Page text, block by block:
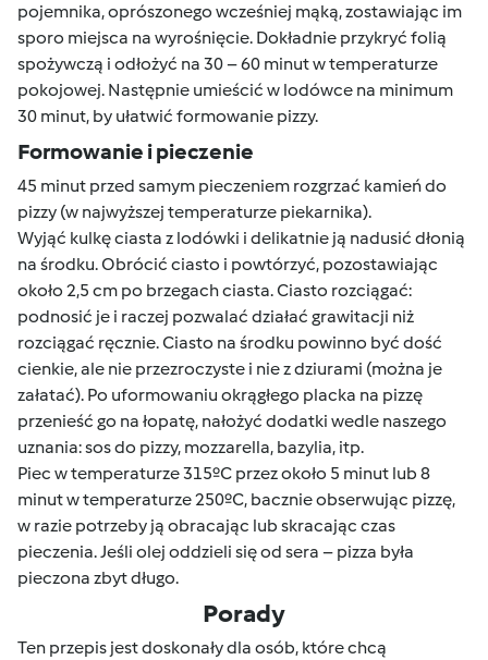
pojemnika, oprószonego wcześniej mąką, zostawiając im
sporo miejsca na wyrośnięcie. Dokładnie przykryć folią
spożywczą i odłożyć na 30 – 60 minut w temperaturze
pokojowej. Następnie umieścić w lodówce na minimum
30 minut, by ułatwić formowanie pizzy.
Formowanie i pieczenie
45 minut przed samym pieczeniem rozgrzać kamień do
pizzy (w najwyższej temperaturze piekarnika).
Wyjąć kulkę ciasta z lodówki i delikatnie ją nadusić dłonią
na środku. Obrócić ciasto i powtórzyć, pozostawiając
około 2,5 cm po brzegach ciasta. Ciasto rozciągać:
podnosić je i raczej pozwalać działać grawitacji niż
rozciągać ręcznie. Ciasto na środku powinno być dość
cienkie, ale nie przezroczyste i nie z dziurami (można je
załatać). Po uformowaniu okrągłego placka na pizzę
przenieść go na łopatę, nałożyć dodatki wedle naszego
uznania: sos do pizzy, mozzarella, bazylia, itp.
Piec w temperaturze 315ºC przez około 5 minut lub 8
minut w temperaturze 250ºC, bacznie obserwując pizzę,
w razie potrzeby ją obracając lub skracając czas
pieczenia. Jeśli olej oddzieli się od sera – pizza była
pieczona zbyt długo.
Porady
Ten przepis jest doskonały dla osób, które chcą